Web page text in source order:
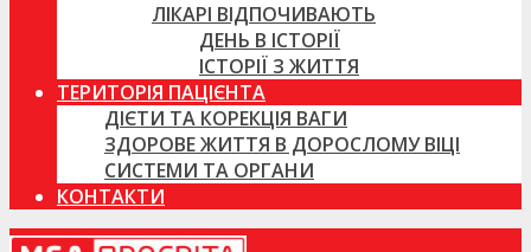
ЛІКАРІ ВІДПОЧИВАЮТЬ
ДЕНЬ В ІСТОРІЇ
ІСТОРІЇ З ЖИТТЯ
ТЕРИТОРІЯ ПАЦІЄНТА
ДІЄТИ ТА КОРЕКЦІЯ ВАГИ
ЗДОРОВЕ ЖИТТЯ В ДОРОСЛОМУ ВІЦІ
СИСТЕМИ ТА ОРГАНИ
КОНТАКТИ